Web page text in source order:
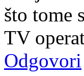
što tome
TV
Odgovori